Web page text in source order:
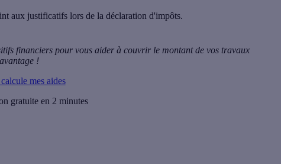
aux justificatifs lors de la déclaration d'impôts.
financiers pour vous aider à couvrir le montant de vos travaux
!
calcule mes aides
gratuite en 2 minutes